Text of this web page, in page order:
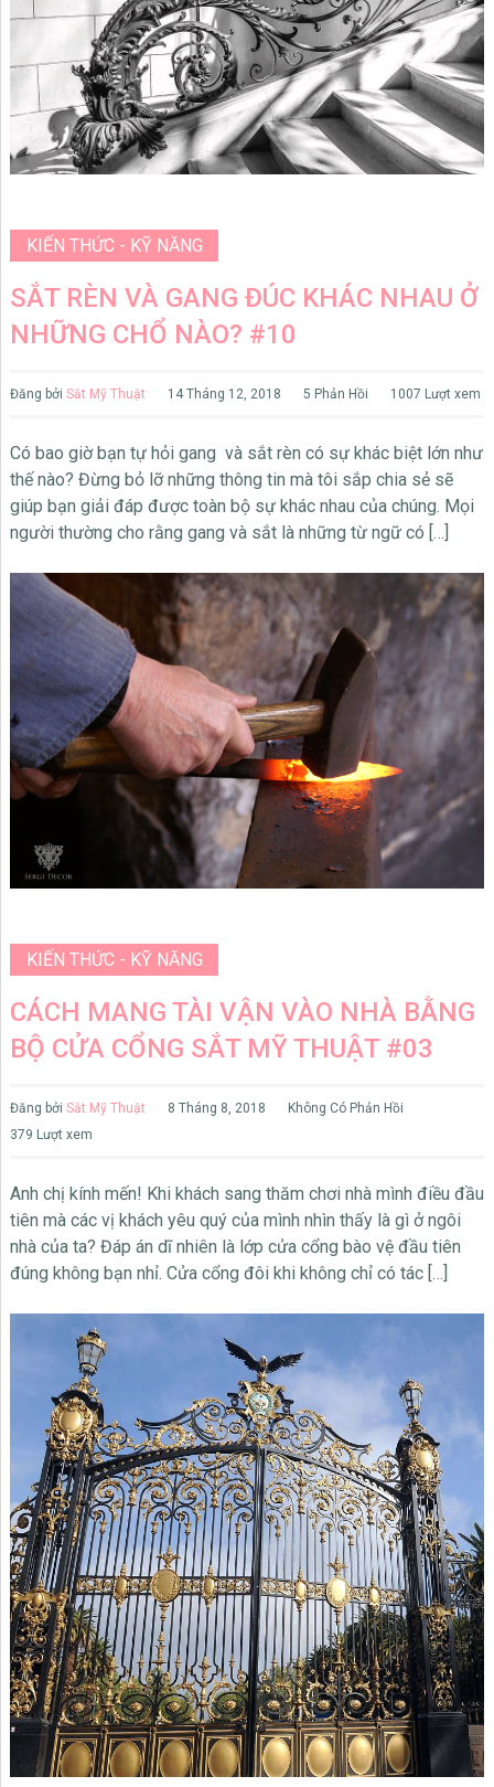
KIẾN THỨC - KỸ NĂNG
SẮT RÈN VÀ GANG ĐÚC KHÁC NHAU Ở
NHỮNG CHỔ NÀO? #10
Đăng bởi Sắt Mỹ Thuật 14 Tháng 12, 2018 5 Phản Hồi 1007 Lượt xem
Có bao giờ bạn tự hỏi gang và sắt rèn có sự khác biệt lớn như
thế nào? Đừng bỏ lỡ những thông tin mà tôi sắp chia sẻ sẽ
giúp bạn giải đáp được toàn bộ sự khác nhau của chúng. Mọi
người thường cho rằng gang và sắt là những từ ngữ có […]
KIẾN THỨC - KỸ NĂNG
CÁCH MANG TÀI VẬN VÀO NHÀ BẰNG
BỘ CỬA CỔNG SẮT MỸ THUẬT #03
Đăng bởi Sắt Mỹ Thuật 8 Tháng 8, 2018
Không Có Phản Hồi
379 Lượt xem
Anh chị kính mến! Khi khách sang thăm chơi nhà mình điều đầu
tiên mà các vị khách yêu quý của mình nhìn thấy là gì ở ngôi
nhà của ta? Đáp án dĩ nhiên là lớp cửa cổng bào vệ đầu tiên
đúng không bạn nhỉ. Cửa cổng đôi khi không chỉ có tác […]